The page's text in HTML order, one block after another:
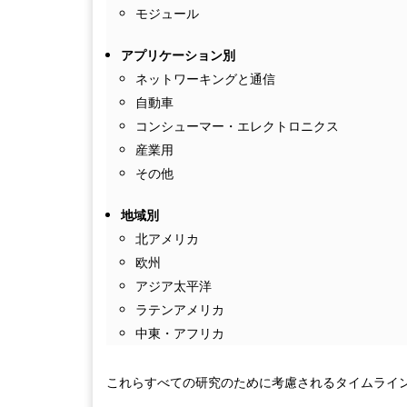
モジュール
アプリケーション別
ネットワーキングと通信
自動車
コンシューマー・エレクトロニクス
産業用
その他
地域別
北アメリカ
欧州
アジア太平洋
ラテンアメリカ
中東・アフリカ
これらすべての研究のために考慮されるタイムライ